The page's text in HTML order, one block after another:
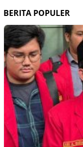
BERITA POPULER